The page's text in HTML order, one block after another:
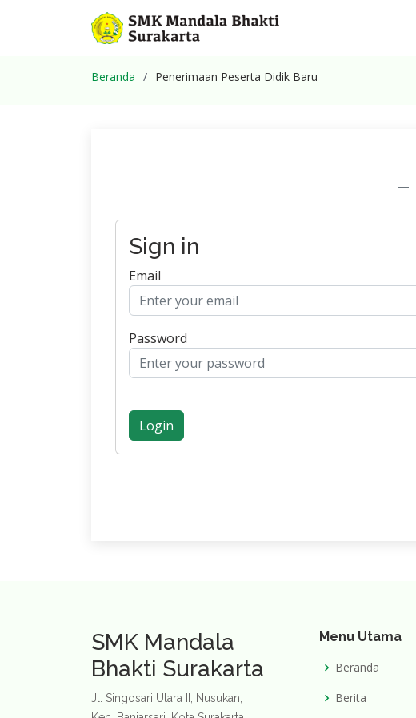
Beranda Penerimaan Peserta Didik Baru
Sign in
Email
Password
Login
SMK Mandala
Bhakti Surakarta
Jl. Singosari Utara II, Nusukan,
Menu Utama
Beranda
Berita